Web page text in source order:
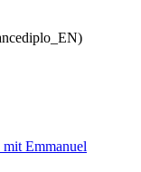
Emmanuel